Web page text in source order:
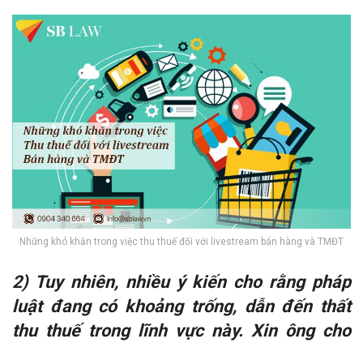
Những khó khăn trong việc thu thuế đối với livestream bán hàng và TMĐT
2) Tuy nhiên, nhiều ý kiến cho rằng pháp
luật đang có khoảng trống, dẫn đến thất
thu thuế trong lĩnh vực này. Xin ông cho